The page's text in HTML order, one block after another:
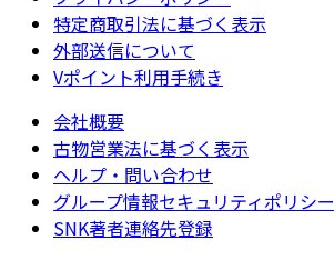
特定商取引法に基づく表示
外部送信について
Vポイント利用手続き
会社概要
古物営業法に基づく表示
ヘルプ・問い合わせ
グループ情報セキュリティポリシー
SNK著者連絡先登録